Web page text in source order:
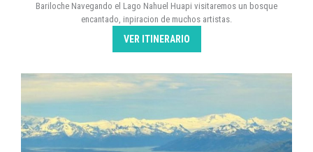
Bariloche Navegando el Lago Nahuel Huapi visitaremos un bosque
encantado, inpiracion de muchos artistas.
VER ITINERARIO